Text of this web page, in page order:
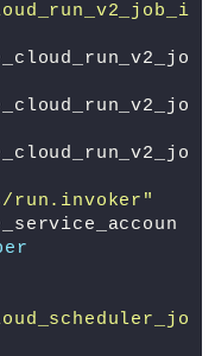
run.invoker"